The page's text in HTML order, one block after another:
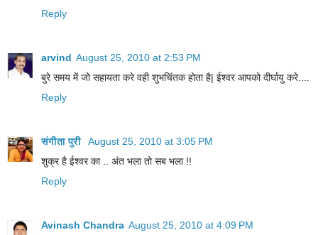
Reply
arvind August 25, 2010 at 2:53 PM
बुरे समय में जो सहायता करे वही शुभचिंतक होता है| ईश्वर आपको दीर्घायु करे....
Reply
संगीता पुरी
August 25, 2010 at 3:05 PM
शुक्र है ईश्‍वर का .. अंत भला तो सब भला !!
Reply
Avinash Chandra August 25, 2010 at 4:09 PM